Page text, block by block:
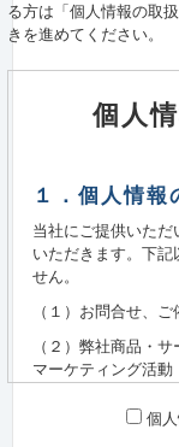
る方は「個人情報の取
きを進めてください。
個人
１．個人情報
当社にご提供いた
いただきます。下記
せん。
（１）お問合せ、
（２）弊社商品・
マーケティング活動
（３）製品、サー
個